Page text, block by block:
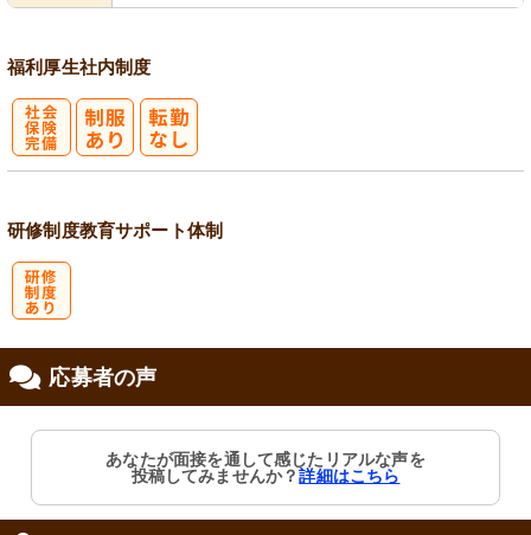
福利厚生社内制度
研修制度教育サポート体制
応募者の声
あなたが面接を通して感じたリアルな声を
投稿してみませんか？詳細はこちら